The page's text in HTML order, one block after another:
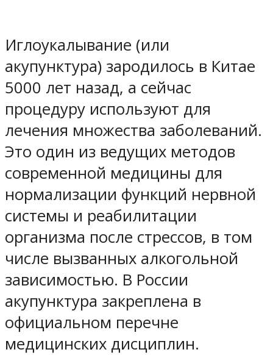
Иглоукалывание (или
акупунктура) зародилось в Китае
5000 лет назад, а сейчас
процедуру используют для
лечения множества заболеваний.
Это один из ведущих методов
современной медицины для
нормализации функций нервной
системы и реабилитации
организма после стрессов, в том
числе вызванных алкогольной
зависимостью. В России
акупунктура закреплена в
официальном перечне
медицинских дисциплин.